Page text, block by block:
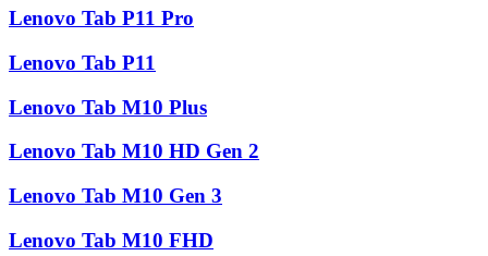
Lenovo Tab P11 Pro
Lenovo Tab P11
Lenovo Tab M10 Plus
Lenovo Tab M10 HD Gen 2
Lenovo Tab M10 Gen 3
Lenovo Tab M10 FHD